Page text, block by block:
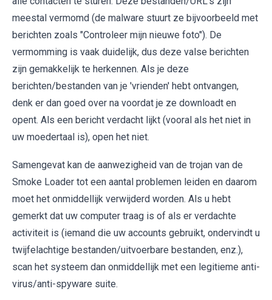
meestal vermomd (de malware stuurt ze bijvoorbeeld met
berichten zoals "Controleer mijn nieuwe foto"). De
vermomming is vaak duidelijk, dus deze valse berichten
zijn gemakkelijk te herkennen. Als je deze
berichten/bestanden van je 'vrienden' hebt ontvangen,
denk er dan goed over na voordat je ze downloadt en
opent. Als een bericht verdacht lijkt (vooral als het niet in
uw moedertaal is), open het niet.
Samengevat kan de aanwezigheid van de trojan van de
Smoke Loader tot een aantal problemen leiden en daarom
moet het onmiddellijk verwijderd worden. Als u hebt
gemerkt dat uw computer traag is of als er verdachte
activiteit is (iemand die uw accounts gebruikt, ondervindt u
twijfelachtige bestanden/uitvoerbare bestanden, enz.),
scan het systeem dan onmiddellijk met een legitieme anti-
virus/anti-spyware suite.